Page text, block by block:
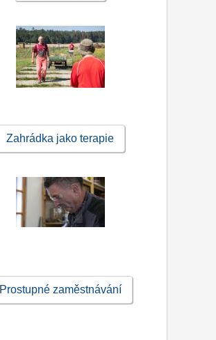
Zahrádka jako terapie
Prostupné zaměstnávání